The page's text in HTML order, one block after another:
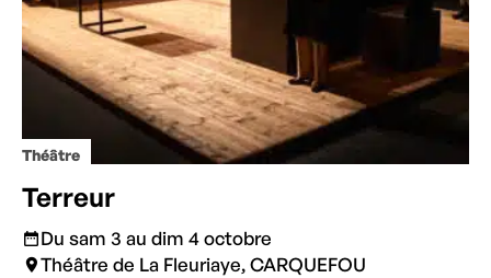
Théâtre
Terreur
Du sam 3 au dim 4 octobre
Théâtre de La Fleuriaye, CARQUEFOU